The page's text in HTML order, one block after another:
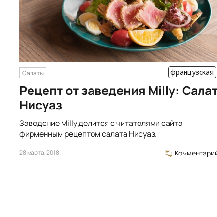
Салаты французская
Рецепт от заведения Milly:
Нисуаз
Заведение Milly делится с читателями сайта
фирменным рецептом салата Нисуаз.
28 марта, 2018